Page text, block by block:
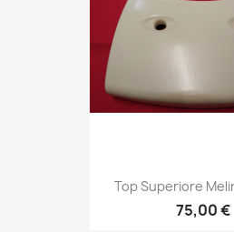
Top Superiore
75,00 €